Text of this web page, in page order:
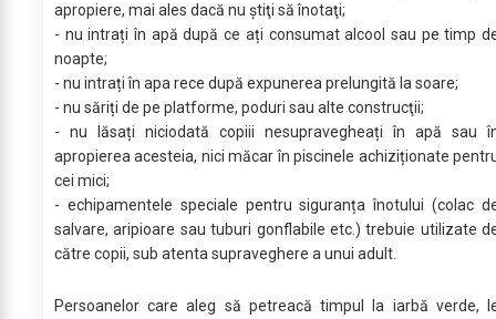
apropiere, mai ales dacă nu ştiţi să înotaţi;
- nu intrați în apă după ce ați consumat alcool sau pe timp
noapte;
- nu intrați în apa rece după expunerea prelungită la soare;
- nu săriți de pe platforme, poduri sau alte construcţii;
- nu lăsați niciodată copiii nesupravegheați în apă sau
apropierea acesteia, nici măcar în piscinele achiziționate
cei mici;
- echipamentele speciale pentru siguranța înotului (colac
salvare, aripioare sau tuburi gonflabile etc.) trebuie utilizate
către copii, sub atenta supraveghere a unui adult.
Persoanelor care aleg să petreacă timpul la iarbă verde,